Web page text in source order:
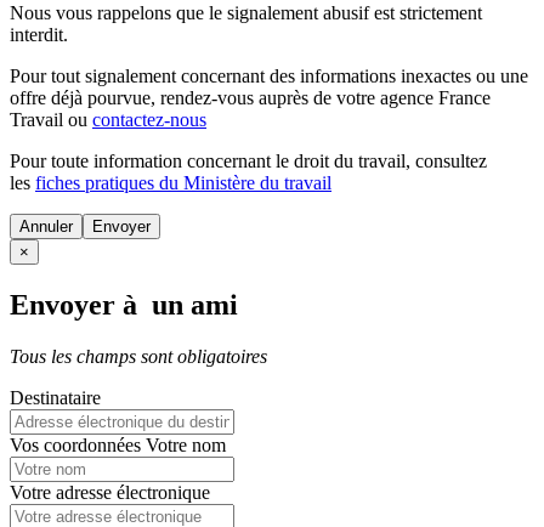
Nous vous rappelons que le signalement abusif est strictement
interdit.
Pour tout signalement concernant des informations inexactes ou une
offre déjà pourvue, rendez-vous auprès de votre agence France
Travail ou contactez-nous
Pour toute information concernant le droit du travail, consultez
les fiches pratiques du Ministère du travail
Annuler
×
Envoyer à un ami
Tous les champs sont obligatoires
Destinataire
Vos coordonnées Votre nom
Votre adresse électronique